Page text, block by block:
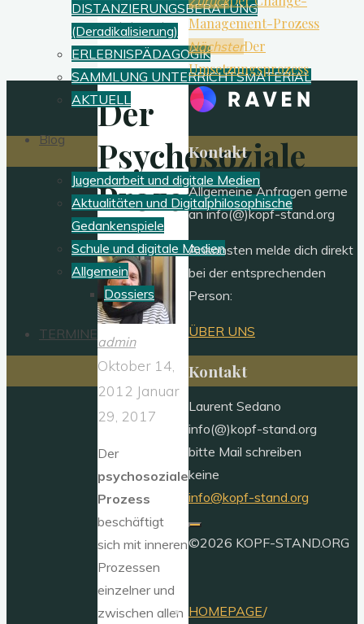
DISTANZIERUNGSBERATUNG
(Deradikalisierung)
ERLEBNISPÄDAGOGIK
SAMMLUNG UNTERRICHTSMATERIAL
AKTUELL
Blog
Jugendarbeit und digitale Medien
Aktualitäten und Digitalphilosophische
Gedankenspiele
Schule und digitale Medien
Allgemein
Dossiers
TERMINE
und digitale
Medien
Der
Psychosoziale
Prozess
admin
Oktober 14,
2012 Januar
29, 2017
Der
psychosoziale
Prozess
beschäftigt
sich mit inneren
Prozessen
einzelner und
zwischen allen
Management-Prozess
NächsterDer
Umsetzungsprozess
Kontakt
Allgemeine Anfragen gerne
an info(@)kopf-stand.org
Ansonsten melde dich direkt
bei der entsprechenden
Person:
ÜBER UNS
Kontakt
Laurent Sedano
info(@)kopf-stand.org
bitte Mail schreiben
keine
info@kopf-stand.org
©2026 KOPF-STAND.ORG
HOMEPAGE/